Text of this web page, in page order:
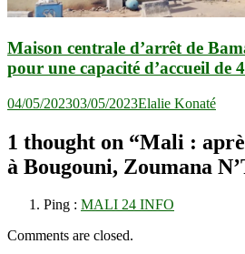
Maison centrale d’arrêt de
pour une capacité d’accueil de
04/05/202303/05/2023Elalie Konaté
1 thought on “Mali :
à Bougouni, Zoumana
Ping : MALI 24 INFO
Comments are closed.